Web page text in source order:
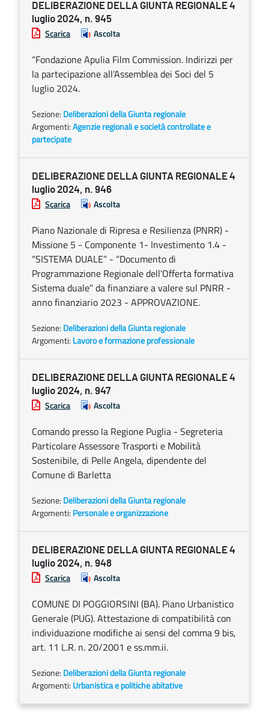
DELIBERAZIONE DELLA GIUNTA REGIONALE 4
luglio 2024, n. 945
Scarica Ascolta
“Fondazione Apulia Film Commission. Indirizzi per
la partecipazione all’Assemblea dei Soci del 5
luglio 2024.
Sezione: Deliberazioni della Giunta regionale
Argomenti:Agenzie regionali e società controllate e
partecipate
DELIBERAZIONE DELLA GIUNTA REGIONALE 4
luglio 2024, n. 946
Scarica Ascolta
Piano Nazionale di Ripresa e Resilienza (PNRR) -
Missione 5 - Componente 1- Investimento 1.4 -
“SISTEMA DUALE” - “Documento di
Programmazione Regionale dell’Offerta formativa
Sistema duale” da finanziare a valere sul PNRR -
anno finanziario 2023 - APPROVAZIONE.
Sezione: Deliberazioni della Giunta regionale
Argomenti: Lavoro e formazione professionale
DELIBERAZIONE DELLA GIUNTA REGIONALE 4
luglio 2024, n. 947
Scarica Ascolta
Comando presso la Regione Puglia - Segreteria
Particolare Assessore Trasporti e Mobilità
Sostenibile, di Pelle Angela, dipendente del
Comune di Barletta
Sezione: Deliberazioni della Giunta regionale
Argomenti: Personale e organizzazione
DELIBERAZIONE DELLA GIUNTA REGIONALE 4
luglio 2024, n. 948
Scarica Ascolta
COMUNE DI POGGIORSINI (BA). Piano Urbanistico
Generale (PUG). Attestazione di compatibilità con
individuazione modifiche ai sensi del comma 9 bis,
art. 11 L.R. n. 20/2001 e ss.mm.ii.
Sezione: Deliberazioni della Giunta regionale
Argomenti: Urbanistica e politiche abitative